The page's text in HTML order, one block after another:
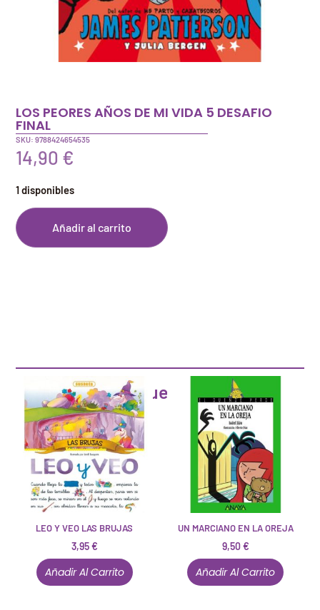
LOS PEORES AÑOS DE MI VIDA 5 DESAFIO
FINAL
SKU: 9788424654535
14,90 €
1 disponibles
Añadir al carrito
Artículos que pueden interesarte
LEO Y VEO LAS BRUJAS
3,95€
Añadir Al Carrito
UN MARCIANO EN LA OREJA
9,50€
Añadir Al Carrito